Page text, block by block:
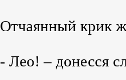
Отчаянный крик
- Лео! – донесся